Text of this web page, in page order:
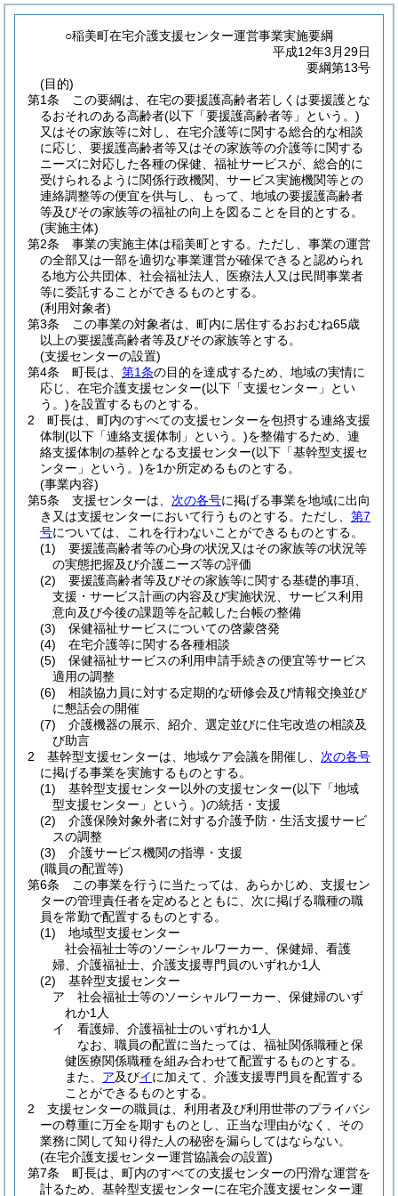
○稲美町在宅介護支援センター運営事業実施要綱
平成12年3月29日
要綱第13号
(目的)
第1条
この要綱は、在宅の要援護高齢者若しくは要援護とな
るおそれのある高齢者(以下「要援護高齢者等」という。)
又はその家族等に対し、在宅介護等に関する総合的な相談
に応じ、要援護高齢者等又はその家族等の介護等に関する
ニーズに対応した各種の保健、福祉サービスが、総合的に
受けられるように関係行政機関、サービス実施機関等との
連絡調整等の便宜を供与し、もって、地域の要援護高齢者
等及びその家族等の福祉の向上を図ることを目的とする。
(実施主体)
第2条
事業の実施主体は稲美町とする。 ただし、事業の運営
の全部又は一部を適切な事業運営が確保できると認められ
る地方公共団体、社会福祉法人、医療法人又は民間事業者
等に委託することができるものとする。
(利用対象者)
第3条
この事業の対象者は、町内に居住するおおむね65歳
以上の要援護高齢者等及びその家族等とする。
(支援センターの設置)
第4条
町長は、 第1条の目的を達成するため、地域の実情に
応じ、在宅介護支援センター(以下「支援センター」とい
う。)を設置するものとする。
2
町長は、町内のすべての支援センターを包摂する連絡支援
体制(以下「連絡支援体制」という。)を整備するため、連
絡支援体制の基幹となる支援センター(以下「基幹型支援セ
ンター」という。)を1か所定めるものとする。
(事業内容)
第5条
支援センターは、 次の各号に掲げる事業を地域に出向
き又は支援センターにおいて行うものとする。 ただし、 第7
号については、これを行わないことができるものとする。
(1)
要援護高齢者等の心身の状況又はその家族等の状況等
の実態把握及び介護ニーズ等の評価
(2)
要援護高齢者等及びその家族等に関する基礎的事項、
支援・サービス計画の内容及び実施状況、サービス利用
意向及び今後の課題等を記載した台帳の整備
(3)
保健福祉サービスについての啓蒙啓発
(4)
在宅介護等に関する各種相談
(5)
保健福祉サービスの利用申請手続きの便宜等サービス
適用の調整
(6)
相談協力員に対する定期的な研修会及び情報交換並び
に懇話会の開催
(7)
介護機器の展示、紹介、選定並びに住宅改造の相談及
び助言
2
基幹型支援センターは、地域ケア会議を開催し、 次の各号
に掲げる事業を実施するものとする。
(1)
基幹型支援センター以外の支援センター(以下「地域
型支援センター」という。)の統括・支援
(2)
介護保険対象外者に対する介護予防・生活支援サービ
スの調整
(3)
介護サービス機関の指導・支援
(職員の配置等)
第6条
この事業を行うに当たっては、あらかじめ、支援セン
ターの管理責任者を定めるとともに、次に掲げる職種の職
員を常勤で配置するものとする。
(1)
地域型支援センター
社会福祉士等のソーシャルワーカー、保健婦、看護
婦、介護福祉士、介護支援専門員のいずれか1人
(2)
基幹型支援センター
ア
社会福祉士等のソーシャルワーカー、保健婦のいず
れか1人
イ
看護婦、介護福祉士のいずれか1人
なお、職員の配置に当たっては、福祉関係職種と保
健医療関係職種を組み合わせて配置するものとする。
また、 ア及びイに加えて、介護支援専門員を配置する
ことができるものとする。
2
支援センターの職員は、利用者及び利用世帯のプライバシ
ーの尊重に万全を期すものとし、正当な理由がなく、その
業務に関して知り得た人の秘密を漏らしてはならない。
(在宅介護支援センター運営協議会の設置)
第7条
町長は、町内のすべての支援センターの円滑な運営を
計るため、基幹型支援センターに在宅介護支援センター運